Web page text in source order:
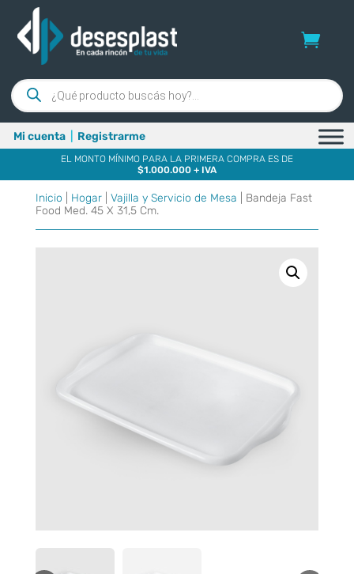
Búsqueda
de
productos
Mi cuenta Registrarme
EL MONTO MÍNIMO PARA LA PRIMERA COMPRA ES DE
$1.000.000 + IVA
Inicio Hogar| Vajilla y Servicio de Mesa | Bandeja Fast
Food Med. 45 X 31,5 Cm.